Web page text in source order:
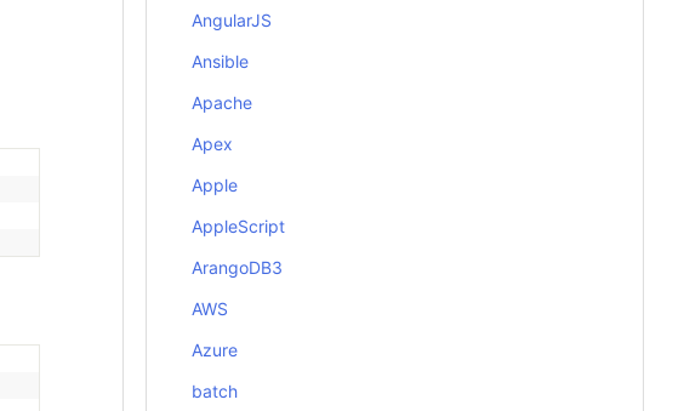
AngularJS
Ansible
Apache
Apex
Apple
AppleScript
ArangoDB3
AWS
Azure
batch